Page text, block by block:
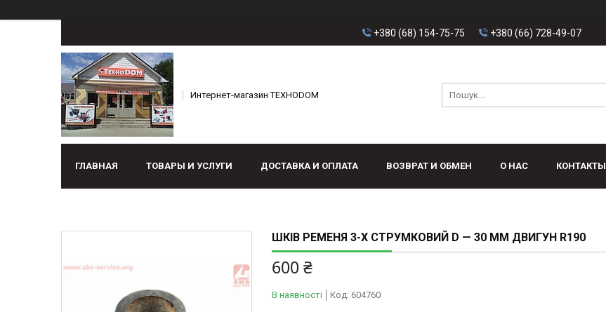
+380 (68) 154-75-75 +380 (66) 728-49-07
Интернет-магазин ТЕХНОDOM
ГЛАВНАЯ ТОВАРЫ И УСЛУГИ ДОСТАВКА И ОПЛАТА ВОЗВРАТ И ОБМЕН О НАС КОНТАКТЫ
ШКІВ РЕМЕНЯ 3-Х СТРУМКОВИЙ D — 30 ММ ДВИГУН R190
600 ₴
В наявності Код: 604760